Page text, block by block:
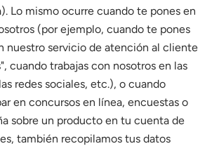
Lo mismo ocurre cuando te pones en
(por ejemplo, cuando te pones
nuestro servicio de atención al cliente
cuando trabajas con nosotros en las
redes sociales, etc.), o cuando
en concursos en línea, encuestas o
sobre un producto en tu cuenta de
también recopilamos tus datos